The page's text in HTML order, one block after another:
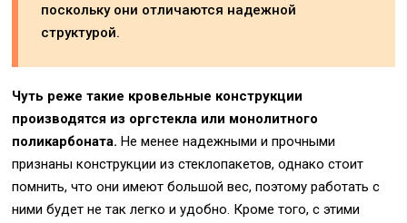
поскольку они отличаются надежной
структурой.
Чуть реже такие кровельные конструкции
производятся из оргстекла или монолитного
поликарбоната.Не менее надежными и прочными
признаны конструкции из стеклопакетов, однако стоит
помнить, что они имеют большой вес, поэтому работать с
ними будет не так легко и удобно. Кроме того, с этими